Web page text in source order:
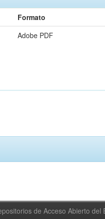
Formato
Adobe PDF
de Acceso Abierto del